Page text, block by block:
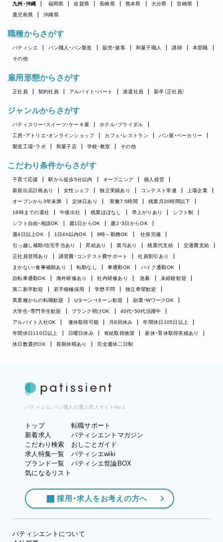
九州・沖縄 福岡県 佐賀県 長崎県 熊本県 大分県
宮崎県
鹿児島県
沖縄県
職種からさがす
パティシエ パン職人・パン製造 販売・接客 和菓子職人 講師
本部職
その他
雇用形態からさがす
正社員 契約社員 アルバイト・パート 派遣社員 新卒（正社員）
ジャンルからさがす
パティスリー・スイーツ・ケーキ屋
ホテル・ブライダル
工房・アトリエ・オンラインショップ
カフェ・レストラン
パン屋・ベーカリー
製造工場・ラボ
和菓子店 学校・教室 その他
こだわり条件からさがす
子育て応援 駅から徒歩5分以内 オープニング
個人経営
新規出店計画あり
女性シェフ 独立実績あり コンテスト常連
上場企業
オープンから3年未満
定休日あり 実働7.5時間
残業月20時間以下
18時までの退社
午後出社 残業ほぼなし 早上がりあり
シフト制
シフト自由・相談OK
週1日からOK
週2・3日からOK
週4日以上OK
1日4h以内OK 9時～勤務OK
社保完備
引っ越し補助/住宅手当あり
昇給あり 賞与あり 残業代支給
交通費支給
正社員登用あり
講習費・コンテスト費サポート
社員割引あり
まかない・食事補助あり
転勤なし 車通勤OK
バイク通勤OK
自転車通勤OK
海外研修あり 社内研修あり 急募
未経験歓迎
第二新卒歓迎
若手積極採用 学歴不問
独立希望歓迎
異業種からの転職歓迎
Uターン・Iターン歓迎
副業・WワークOK
大学生・専門学生歓迎
ブランク明けOK
40代・50代活躍中
アルバイト入社OK
連休取得可能 月8回休み
年間休日105日以上
年間休日110日以上
日曜日休み 有給取得推奨
産休・育休取得実績あり
休日数選択OK
長期休暇あり 完全週休二日制
パティシエ、パン職人の選ぶ求人サイトNo.1
トップ
新着求人
こだわり検索
求人特集一覧
ブランド一覧
気になるリスト
転職サポート
パティシエントマガジン
おしごとガイド
パティシエwiki
パティシエ世論BOX
採用・求人をお考えの方へ
パティシエントについて